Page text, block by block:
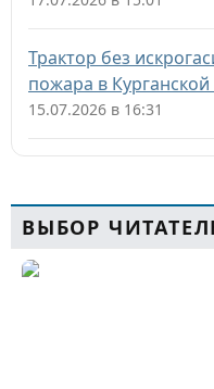
Трактор без
пожара в Курганской
15.07.2026 в 16:31
ВЫБОР